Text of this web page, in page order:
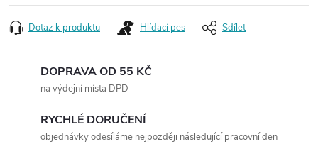
Dotaz k produktu Hlídací pes Sdílet
DOPRAVA OD 55 KČ
na výdejní místa DPD
RYCHLÉ DORUČENÍ
objednávky odesíláme nejpozději následující pracovní den